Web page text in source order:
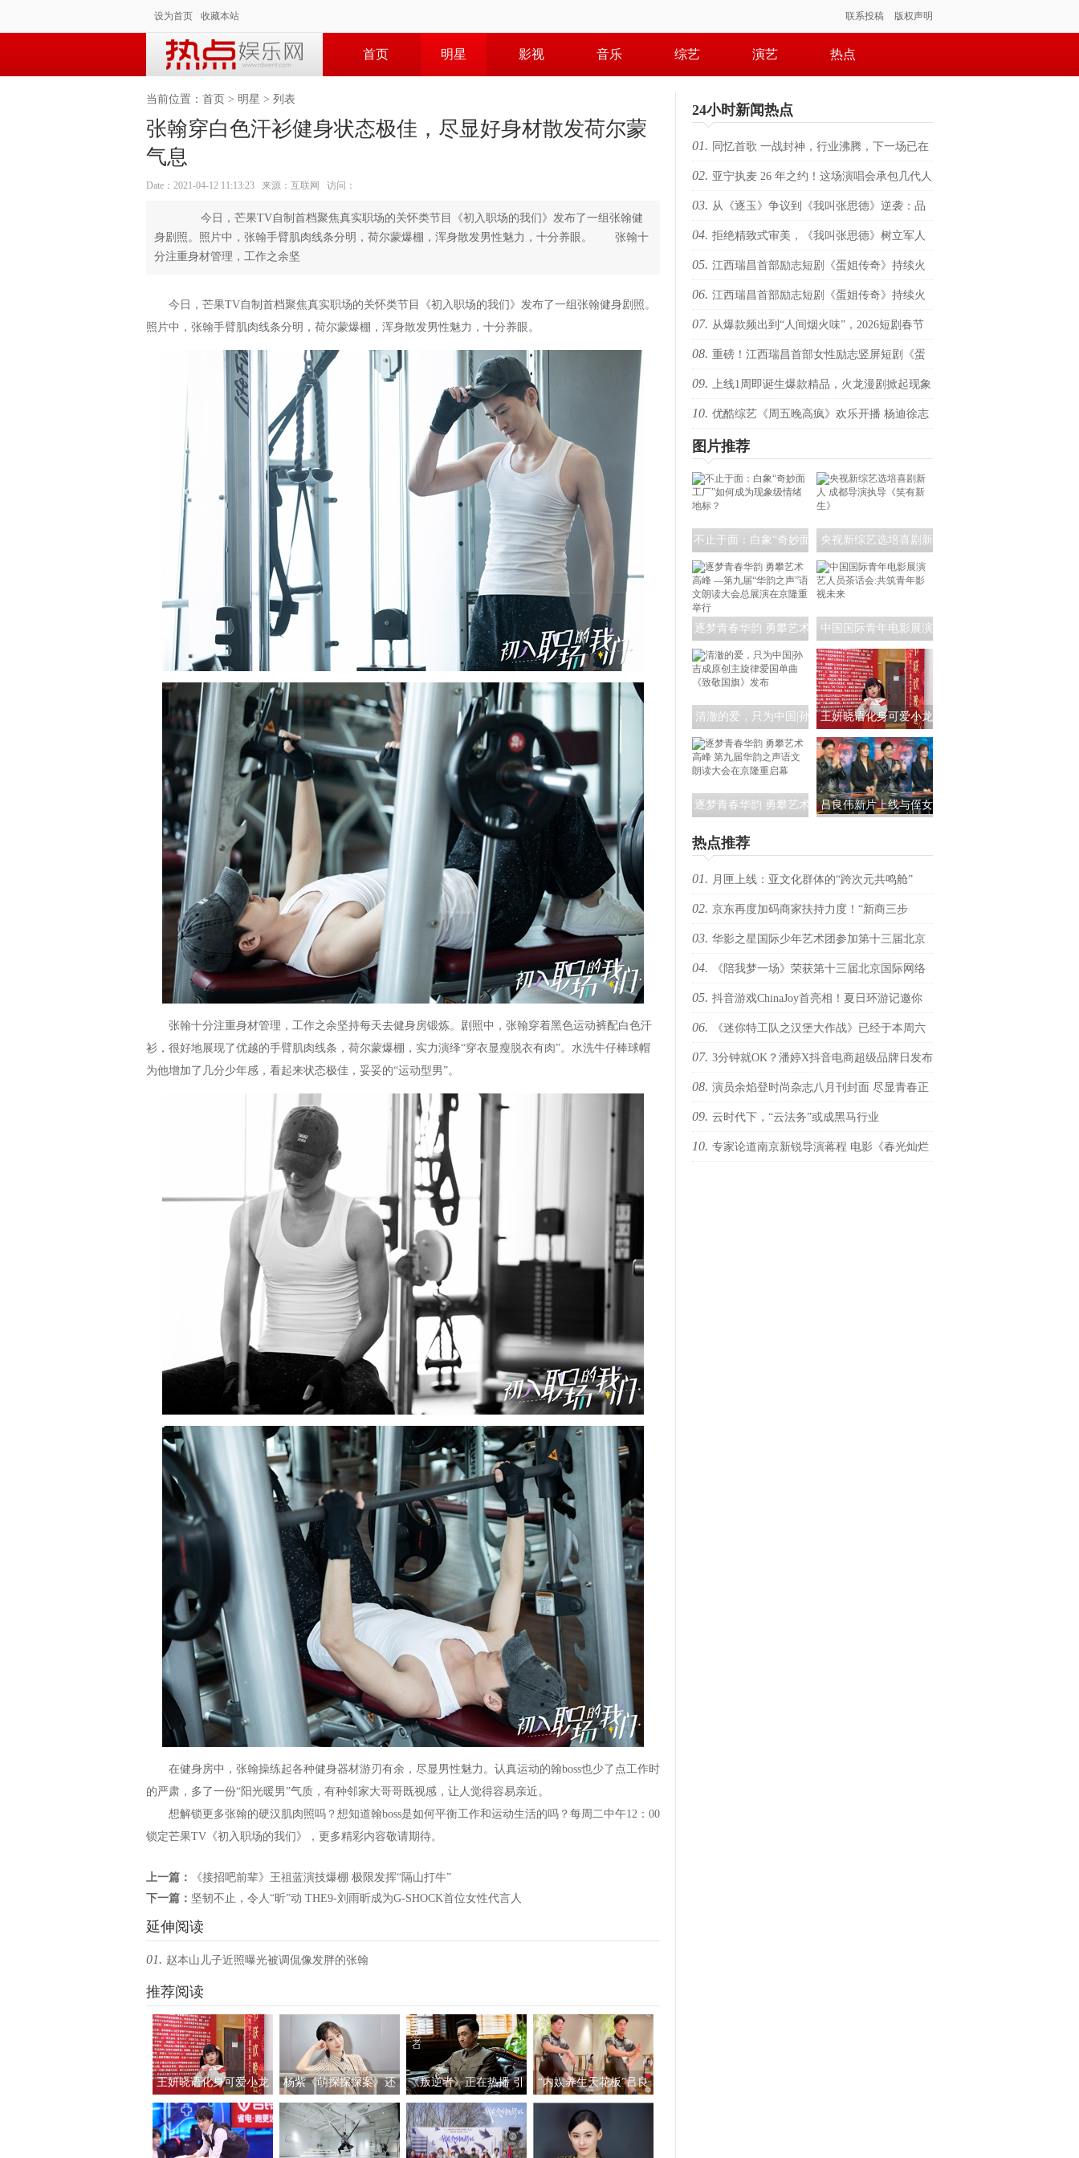
设为首页 收藏本站 联系投稿 版权声明
首页 明星 影视 音乐 综艺 演艺 热点
当前位置： 首页 > 明星 > 列表
张翰穿白色汗衫健身状态极佳，尽显好身材散发荷尔蒙
气息
Date：2021-04-12 11:13:23 来源：互联网 访问：
今日，芒果TV自制首档聚焦真实职场的关怀类节目《初入职场的我们》发布了一组张翰健
身剧照。照片中，张翰手臂肌肉线条分明，荷尔蒙爆棚，浑身散发男性魅力，十分养眼。 张翰十
分注重身材管理，工作之余坚
今日，芒果TV自制首档聚焦真实职场的关怀类节目《初入职场的我们》发布了一组张翰健身剧照。
照片中，张翰手臂肌肉线条分明，荷尔蒙爆棚，浑身散发男性魅力，十分养眼。
张翰十分注重身材管理，工作之余坚持每天去健身房锻炼。剧照中，张翰穿着黑色运动裤配白色汗
衫，很好地展现了优越的手臂肌肉线条，荷尔蒙爆棚，实力演绎“穿衣显瘦脱衣有肉”。水洗牛仔棒球帽
为他增加了几分少年感，看起来状态极佳，妥妥的“运动型男”。
在健身房中，张翰操练起各种健身器材游刃有余，尽显男性魅力。认真运动的翰boss也少了点工作时
的严肃，多了一份“阳光暖男”气质，有种邻家大哥哥既视感，让人觉得容易亲近。
想解锁更多张翰的硬汉肌肉照吗？想知道翰boss是如何平衡工作和运动生活的吗？每周二中午12：00
锁定芒果TV《初入职场的我们》，更多精彩内容敬请期待。
上一篇：
《接招吧前辈》王祖蓝演技爆棚 极限发挥“隔山打牛”
下一篇： 坚韧不止，令人“昕”动 THE9-刘雨昕成为G-SHOCK首位女性代言人
延伸阅读
01. 赵本山儿子近照曝光被调侃像发胖的张翰
推荐阅读
王妍晓语化身可爱小龙
人亮相央视春晚
杨紫《萌探探探案》还
原邱莹莹造型 合体欢乐
颂姐妹引发回忆杀
《叛逆者》正在热播 引
路人王阳带领后辈破风
前行
“内娱养生天花板”吕良
伟自创“空气二郎腿”引
爆全网 网友：坚持10秒
已是极限
24小时新闻热点
01. 同忆首歌 一战封神，行业沸腾，下一场已在
路上
02. 亚宁执麦 26 年之约！这场演唱会承包几代人
的回忆
03. 从《逐玉》争议到《我叫张思德》逆袭：品
质好剧值得被更多人看见
04. 拒绝精致式审美，《我叫张思德》树立军人
阳刚之美新标杆
05. 江西瑞昌首部励志短剧《蛋姐传奇》持续火
爆！双平台数据刷新纪录，见证本土力量
06. 江西瑞昌首部励志短剧《蛋姐传奇》持续火
爆！双平台数据刷新纪录，见证本土力量
07. 从爆款频出到“人间烟火味”，2026短剧春节
档赢在哪？
08. 重磅！江西瑞昌首部女性励志竖屏短剧《蛋
姐传奇》定档三八节
09. 上线1周即诞生爆款精品，火龙漫剧掀起现象
级热议
10. 优酷综艺《周五晚高疯》欢乐开播 杨迪徐志
胜综艺半壁江山巅峰对垒疯度狂飙
图片推荐
不止于面：白象“奇妙面
工厂”如何成为现象级情
绪地标？
央视新综艺选培喜剧新
人 成都导演执导《笑有
新生》
逐梦青春华韵 勇攀艺术
高峰 —第九届“华韵之
声”语文朗读大会总展演
中国国际青年电影展演
艺人员茶话会:共筑青年
影视未来
清澈的爱，只为中国|孙
吉成原创主旋律爱国单
曲《致敬国旗》发布
王妍晓语化身可爱小龙
人亮相央视春晚
逐梦青春华韵 勇攀艺术
文朗读大会在京隆重启
幕
吕良伟新片上线与侄女
汉父亲的铁汉柔情
热点推荐
01. 月匣上线：亚文化群体的“跨次元共鸣舱”
02. 京东再度加码商家扶持力度！“新商三步
法”让商家获确定性增长
03. 华影之星国际少年艺术团参加第十三届北京
国际网络电影展，传承电影梦
04. 《陪我梦一场》荣获第十三届北京国际网络
电影展最佳原创音乐
05. 抖音游戏ChinaJoy首亮相！夏日环游记邀你
共赴暑期游戏盛宴
06. 《迷你特工队之汉堡大作战》已经于本周六
（11月11日）登陆全国院线
07. 3分钟就OK？潘婷X抖音电商超级品牌日发布
新品，解锁个护品牌营销新趋势
08. 演员余焰登时尚杂志八月刊封面 尽显青春正
能量
09. 云时代下，“云法务”或成黑马行业
10. 专家论道南京新锐导演蒋程 电影《春光灿烂